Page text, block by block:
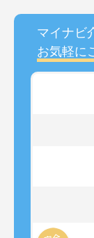
マイナビ
お気軽に